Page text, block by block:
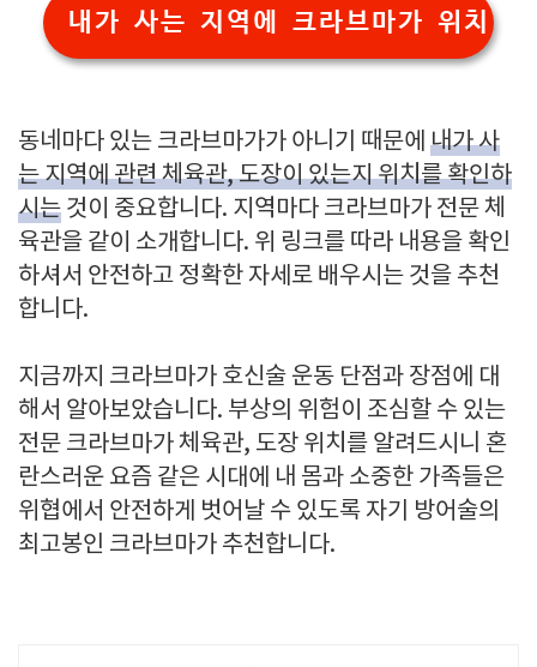
내가 사는 지역에 크라브마가 위치
동네마다 있는 크라브마가가 아니기 때문에 내가 사
는 지역에 관련 체육관, 도장이 있는지 위치를 확인하
시는 것이 중요합니다. 지역마다 크라브마가 전문 체
육관을 같이 소개합니다. 위 링크를 따라 내용을 확인
하셔서 안전하고 정확한 자세로 배우시는 것을 추천
합니다.
지금까지 크라브마가 호신술 운동 단점과 장점에 대
해서 알아보았습니다. 부상의 위험이 조심할 수 있는
전문 크라브마가 체육관, 도장 위치를 알려드시니 혼
란스러운 요즘 같은 시대에 내 몸과 소중한 가족들은
위협에서 안전하게 벗어날 수 있도록 자기 방어술의
최고봉인 크라브마가 추천합니다.